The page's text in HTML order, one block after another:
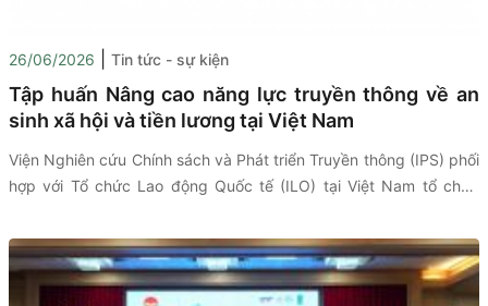
26/06/2026 Tin tức - sự kiện
Tập huấn Nâng cao năng lực truyền thông về an
sinh xã hội và tiền lương tại Việt Nam
Viện Nghiên cứu Chính sách và Phát triển Truyền thông (IPS) phối
hợp với Tổ chức Lao động Quốc tế (ILO) tại Việt Nam tổ chức
viên với chủ đề: “Tập huấn Nâng cao năng lực truyền thông về an
sinh xã hội và tiền lương tại Việt Nam”. Chương trình nhằm tăng
cường hiểu biết của đội ngũ báo chí về những xu hướng mới của